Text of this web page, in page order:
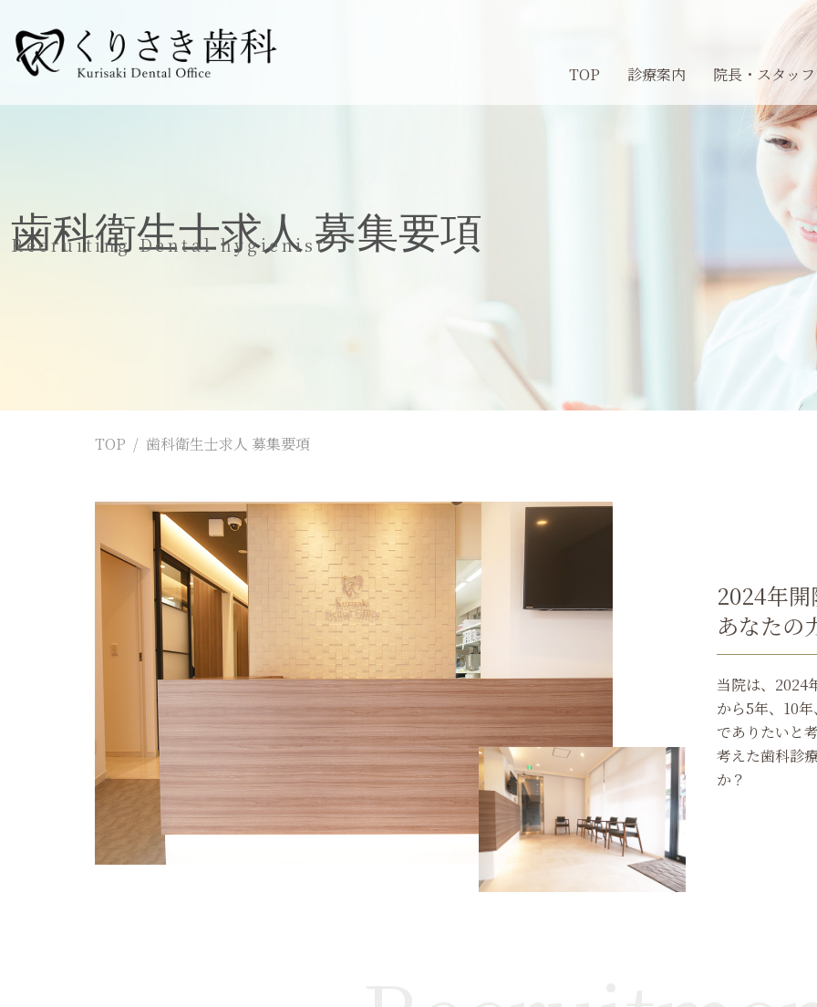
TOP 診療案内 院長・スタッフ
歯科衛生士求人 募集要項
Recruiting Dental hygienist
TOP 歯科衛生士求人 募集要項
2024年
あなたの
当院は、2024
から5年、10
でありたいと
考えた歯科診
か？